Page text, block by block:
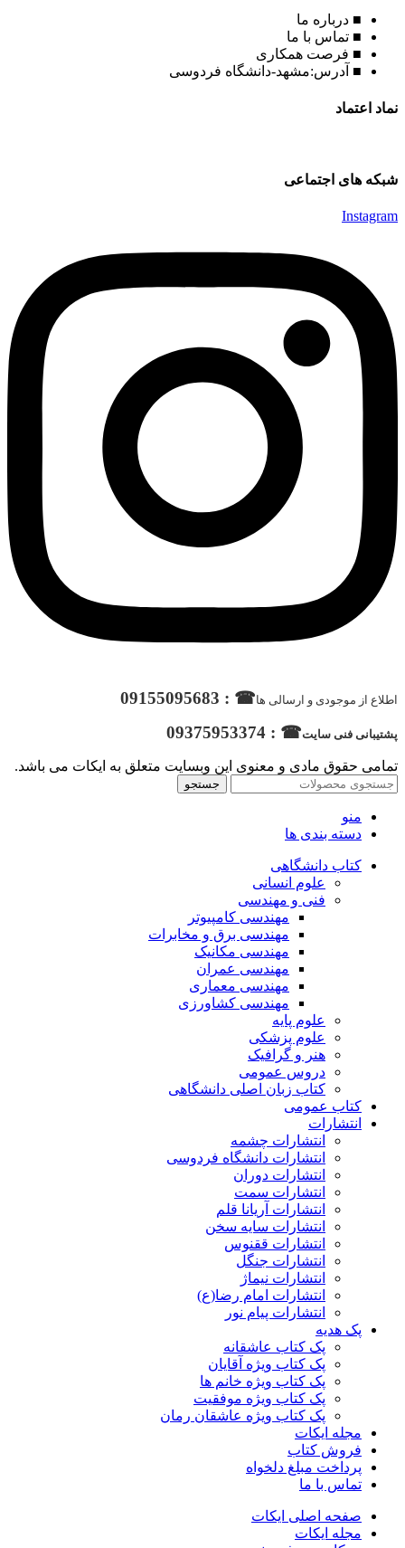
■ درباره ما
■ تماس با ما
■ فرصت همکاری
■ آدرس:مشهد-دانشگاه فردوسی
نماد اعتماد
شبکه های اجتماعی
Instagram
اطلاع از موجودی و ارسالی ها☎ : 09155095683
پشتیبانی فنی سایت☎ : 09375953374
تمامی حقوق مادی و معنوی این وبسایت متعلق به ایکات می باشد.
جستجو
منو
دسته بندی ها
کتاب دانشگاهی
علوم انسانی
فنی و مهندسی
مهندسی کامپیوتر
مهندسی برق و مخابرات
مهندسی مکانیک
مهندسی عمران
مهندسی معماری
مهندسی کشاورزی
علوم پایه
علوم پزشکی
هنر و گرافیک
دروس عمومی
کتاب زبان اصلی دانشگاهی
کتاب عمومی
انتشارات
انتشارات چشمه
انتشارات دانشگاه فردوسی
انتشارات دوران
انتشارات سمت
انتشارات آریانا قلم
انتشارات سایه سخن
انتشارات ققنوس
انتشارات جنگل
انتشارات نیماژ
انتشارات امام رضا(ع)
انتشارات پیام نور
پک هدیه
پک کتاب عاشقانه
پک کتاب ویژه آقایان
پک کتاب ویژه خانم ها
پک کتاب ویژه موفقیت
پک کتاب ویژه عاشقان رمان
مجله ایکات
فروش کتاب
پرداخت مبلغ دلخواه
تماس با ما
صفحه اصلی ایکات
مجله ایکات